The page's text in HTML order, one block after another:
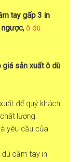
tay gấp 3 in
ngược,ô dù
giá sản xuất ô dù
để quý khách
lượng.
yêu cầu của
cầm tay in